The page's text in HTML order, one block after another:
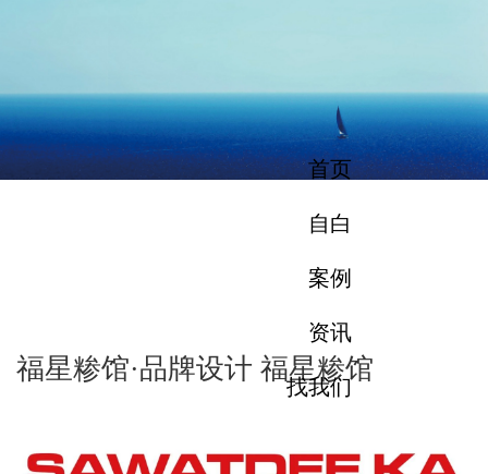
首页
自白
案例
资讯
找我们
福星糁馆·品牌设计 福星糁馆